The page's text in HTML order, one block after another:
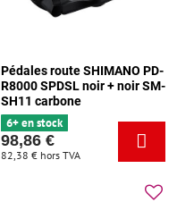
Pédales route SHIMANO PD-
R8000 SPDSL noir + noir SM-
SH11 carbone
6+ en stock
98,86 €
82,38 € hors TVA